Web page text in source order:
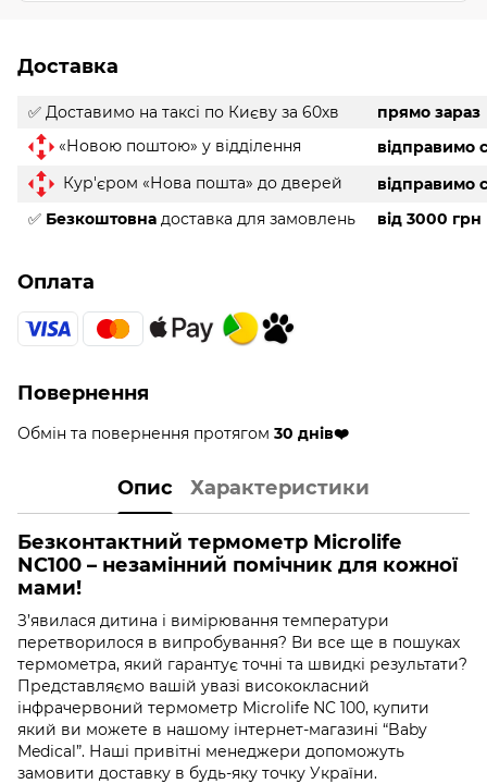
Доставка
✅ Доставимо на таксі по Києву за 60хв
прямо зараз
«Новою поштою» у відділення
відправимо
Кур'єром «Нова пошта» до дверей
відправимо
✅ Безкоштовна доставка для замовлень від 3000 грн
Оплата
Повернення
Обмін та повернення протягом 30 днів❤️
Опис Характеристики
Безконтактний термометр Microlife
NC100 – незамінний помічник для кожної
мами!
З’явилася дитина і вимірювання температури
перетворилося в випробування? Ви все ще в пошуках
термометра, який гарантує точні та швидкі результати?
Представляємо вашій увазі висококласний
інфрачервоний термометр Microlife NC 100, купити
який ви можете в нашому інтернет-магазині “Baby
Medical”. Наші привітні менеджери допоможуть
замовити доставку в будь-яку точку України.